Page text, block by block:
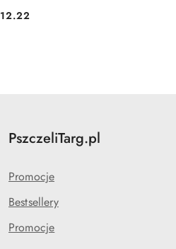
Cena:
12.22
PszczeliTarg.pl
Promocje
Bestsellery
Promocje